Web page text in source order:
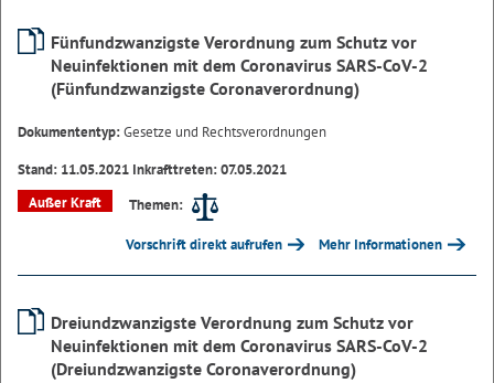
Fünfundzwanzigste Verordnung zum Schutz vor
Neuinfektionen mit dem Coronavirus SARS-CoV-2
(Fünfundzwanzigste Coronaverordnung)
Dokumententyp:Gesetze und Rechtsverordnungen
Stand: 11.05.2021 Inkrafttreten: 07.05.2021
Außer Kraft
Themen:
Vorschrift direkt aufrufen Mehr Informationen
Dreiundzwanzigste Verordnung zum Schutz vor
Neuinfektionen mit dem Coronavirus SARS-CoV-2
(Dreiundzwanzigste Coronaverordnung)